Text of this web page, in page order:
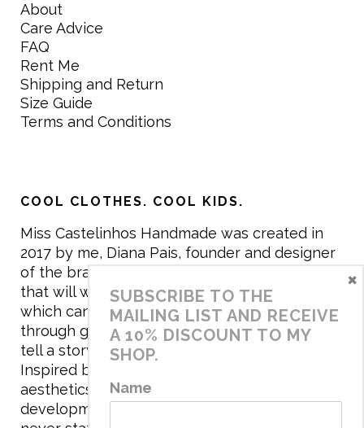
About
Care Advice
FAQ
Rent Me
Shipping and Return
Size Guide
Terms and Conditions
COOL CLOTHES. COOL KIDS.
Miss Castelinhos Handmade was created in
2017 by me, Diana Pais, founder and designer
of the brand. My mission is to create clothing
that will withstand the daily life of children,
which can be inherited and carry memories
through generations. I believe that if clothes
tell a story, it will be harder to throw it away…
Inspired by games and applying to the
aesthetics the principles of child
development, the brand has a universe that is
SUBSCRIBE TO THE
MAILING LIST AND RECEIVE
A 10% DISCOUNT TO MY
SHOP.
Name
×